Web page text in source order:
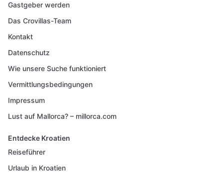
Gastgeber werden
Das Crovillas-Team
Kontakt
Datenschutz
Wie unsere Suche funktioniert
Vermittlungsbedingungen
Impressum
Lust auf Mallorca? – millorca.com
Entdecke Kroatien
Reiseführer
Urlaub in Kroatien